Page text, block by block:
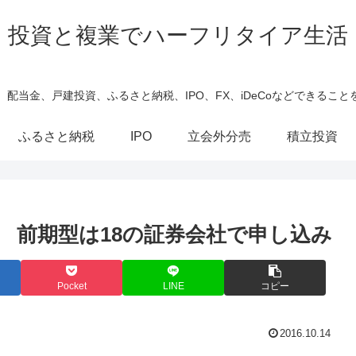
投資と複業でハーフリタイア生活
配当金、戸建投資、ふるさと納税、IPO、FX、iDeCoなどできること
ふるさと納税 IPO 立会外分売 積立投資
期型は18の証券会社で申し込み
Pocket LINE コピー
2016.10.14